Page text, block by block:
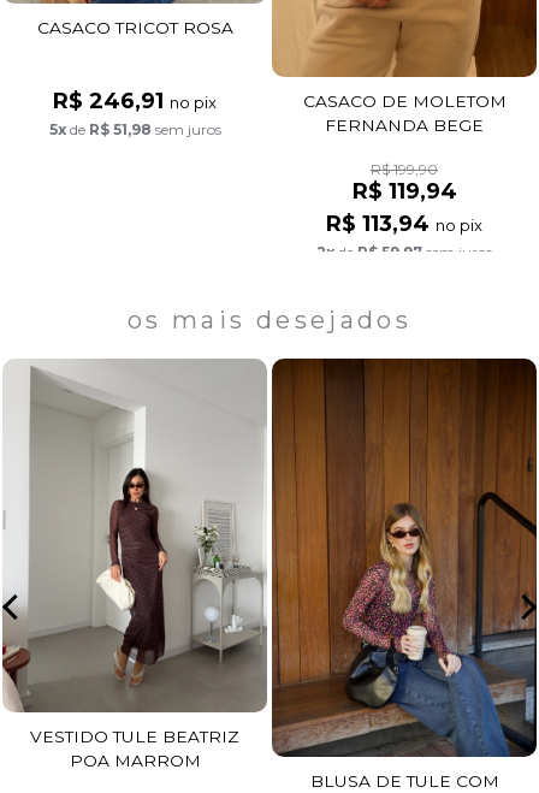
CASACO TRICOT ROSA
R$ 246,91 no pix
5xde R$ 51,98 sem juros
CASACO DE MOLETOM
FERNANDA BEGE
R$ 199,90
R$ 119,94
R$ 113,94 no pix
2x de R$ 59,97 sem juros
os mais desejados
VESTIDO TULE BEATRIZ
POA MARROM
BLUSA DE TULE COM